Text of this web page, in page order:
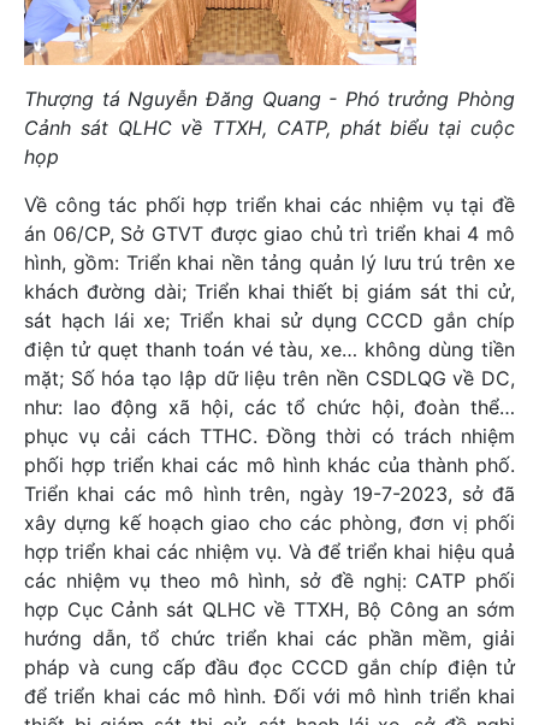
Thượng tá Nguyễn Đăng Quang - Phó trưởng Phòng
Cảnh sát QLHC về TTXH, CATP, phát biểu tại cuộc
họp
Về công tác phối hợp triển khai các nhiệm vụ tại đề
án 06/CP, Sở GTVT được giao chủ trì triển khai 4 mô
hình, gồm: Triển khai nền tảng quản lý lưu trú trên xe
khách đường dài; Triển khai thiết bị giám sát thi cử,
sát hạch lái xe; Triển khai sử dụng CCCD gắn chíp
điện tử quẹt thanh toán vé tàu, xe… không dùng tiền
mặt; Số hóa tạo lập dữ liệu trên nền CSDLQG về DC,
như: lao động xã hội, các tổ chức hội, đoàn thể…
phục vụ cải cách TTHC. Đồng thời có trách nhiệm
phối hợp triển khai các mô hình khác của thành phố.
Triển khai các mô hình trên, ngày 19-7-2023, sở đã
xây dựng kế hoạch giao cho các phòng, đơn vị phối
hợp triển khai các nhiệm vụ. Và để triển khai hiệu quả
các nhiệm vụ theo mô hình, sở đề nghị: CATP phối
hợp Cục Cảnh sát QLHC về TTXH, Bộ Công an sớm
hướng dẫn, tổ chức triển khai các phần mềm, giải
pháp và cung cấp đầu đọc CCCD gắn chíp điện tử
để triển khai các mô hình. Đối với mô hình triển khai